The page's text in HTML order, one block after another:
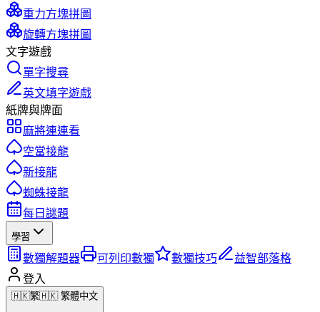
重力方塊拼圖
旋轉方塊拼圖
文字遊戲
單字搜尋
英文填字遊戲
紙牌與牌面
麻將連連看
空當接龍
新接龍
蜘蛛接龍
每日謎題
學習
數獨解題器 可列印數獨 數獨技巧
益智部落格
登入
🇭🇰繁🇭🇰 繁體中文